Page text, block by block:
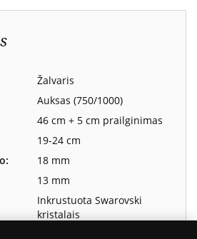
Žalvaris
Auksas (750/1000)
46 cm + 5 cm prailginimas
19-24 cm
18 mm
13 mm
Inkrustuota Swarovski
kristalais